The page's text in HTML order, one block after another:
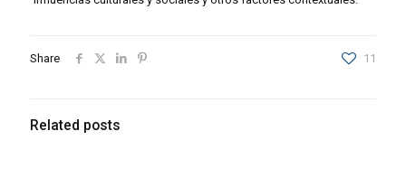
Share 11
Related posts